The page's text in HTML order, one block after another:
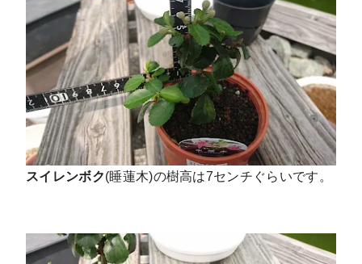
スイレンボク(睡蓮木)の樹高は7センチぐらいです。